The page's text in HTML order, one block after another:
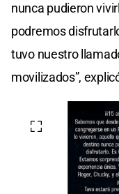
nunca pudieron
podremos
tuvo nuestro
movilizados”,